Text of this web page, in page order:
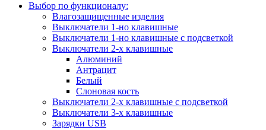
Выбор по функционалу:
Влагозащищенные изделия
Выключатели 1-но клавишные
Выключатели 1-но клавишные с подсветкой
Выключатели 2-х клавишные
Алюминий
Антрацит
Белый
Слоновая кость
Выключатели 2-х клавишные с подсветкой
Выключатели 3-х клавишные
Зарядки USB